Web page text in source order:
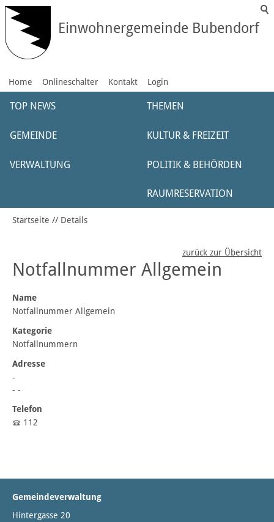
Einwohnergemeinde Bubendorf
Home Onlineschalter Kontakt Login
TOP NEWS THEMEN
GEMEINDE KULTUR & FREIZEIT
VERWALTUNG POLITIK & BEHÖRDEN
RAUMRESERVATION
Startseite Details
zurück zur Übersicht
Notfallnummer Allgemein
Name
Notfallnummer Allgemein
Kategorie
Notfallnummern
Adresse
-
- -
Telefon
112
Gemeindeverwaltung
Hintergasse 20